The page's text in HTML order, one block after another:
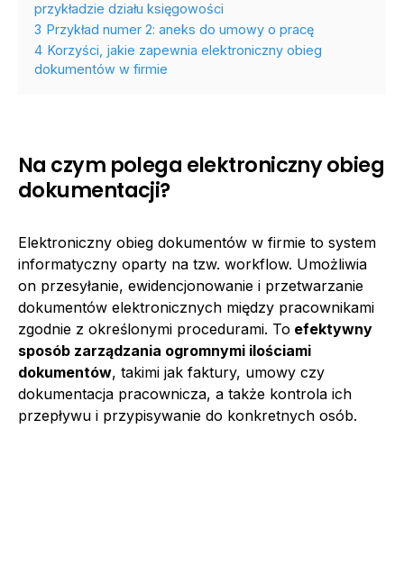
przykładzie działu księgowości
3 Przykład numer 2: aneks do umowy o pracę
4 Korzyści, jakie zapewnia elektroniczny obieg
dokumentów w firmie
Na czym polega elektroniczny obieg
dokumentacji?
Elektroniczny obieg dokumentów w firmie to system
informatyczny oparty na tzw. workflow. Umożliwia
on przesyłanie, ewidencjonowanie i przetwarzanie
dokumentów elektronicznych między pracownikami
zgodnie z określonymi procedurami. To efektywny
sposób zarządzania ogromnymi ilościami
dokumentów, takimi jak faktury, umowy czy
dokumentacja pracownicza, a także kontrola ich
przepływu i przypisywanie do konkretnych osób.